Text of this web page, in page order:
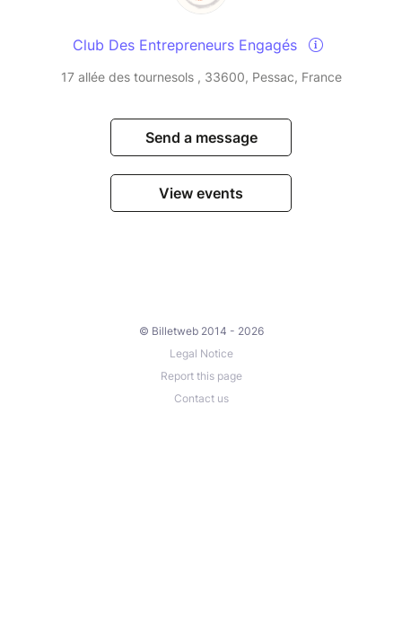
Club Des Entrepreneurs Engagés
17 allée des tournesols , 33600, Pessac, France
Send a message
View events
© Billetweb 2014 - 2026
Legal Notice
Report this page
Contact us